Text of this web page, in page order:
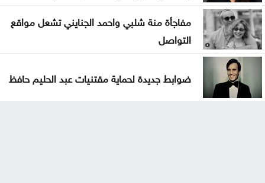
مفاجأة منة شلبي واحمد الجنايني تشعل مواقع
التواصل
ضوابط جديدة لحماية مقتنيات عبد الحليم حافظ